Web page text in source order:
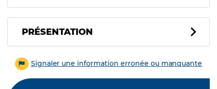
PRÉSENTATION
Signaler une information erronée ou manquante